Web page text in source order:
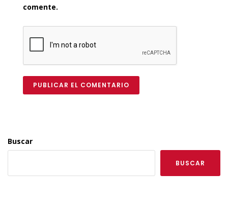
comente.
PUBLICAR EL COMENTARIO
Buscar
BUSCAR